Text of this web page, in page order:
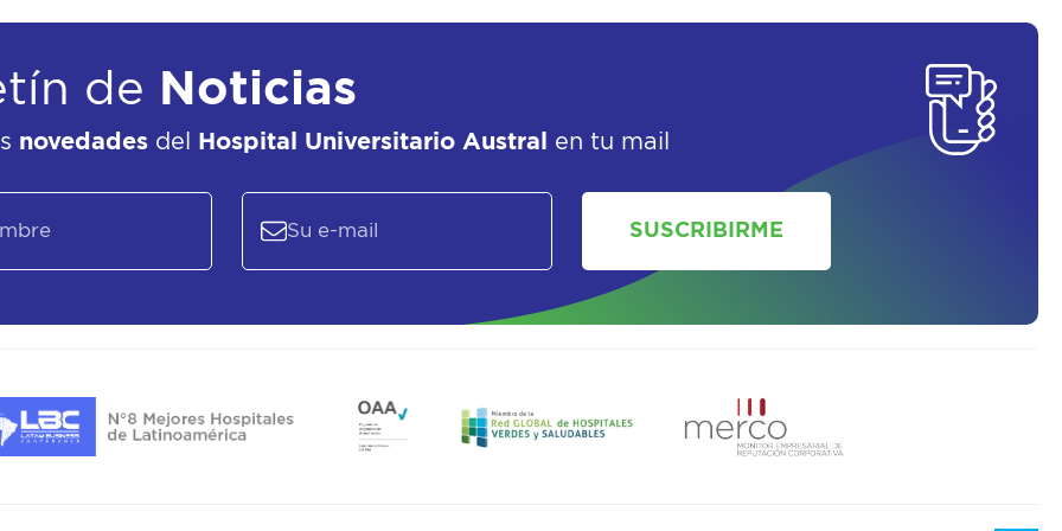
de Noticias
novedades del Hospital Universitario Austral en tu mail
SUSCRIBIRME